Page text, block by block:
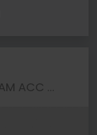
Touran 2.0 COMFORTLINE 7SITZE CAM ACC CARPLAY